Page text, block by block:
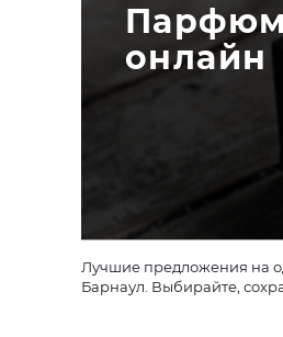
онлайн
Лучшие предложения на
Барнаул. Выбирайте,